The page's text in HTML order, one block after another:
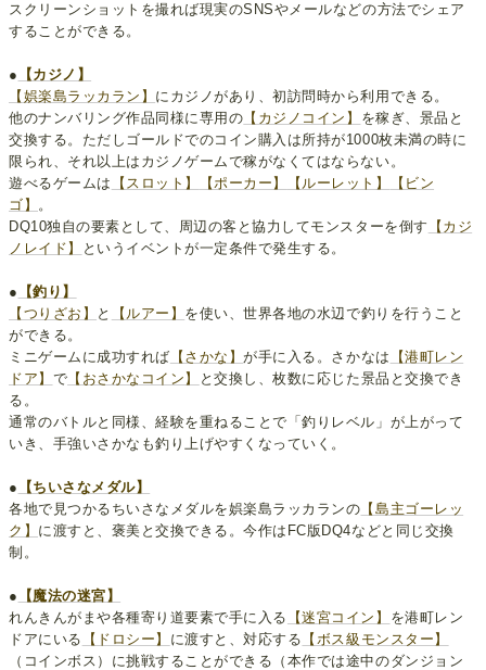
スクリーンショットを撮れば現実のSNSやメールなどの方法でシェア
することができる。
●
【カジノ】
【娯楽島ラッカラン】 にカジノがあり、初訪問時から利用できる。
他のナンバリング作品同様に専用の 【カジノコイン】 を稼ぎ、景品と
交換する。ただしゴールドでのコイン購入は所持が1000枚未満の時に
限られ、それ以上はカジノゲームで稼がなくてはならない。
遊べるゲームは
【スロット】 【ポーカー】 【ルーレット】
【ビン
ゴ】
。
DQ10独自の要素として、周辺の客と協力してモンスターを倒す
【カジ
ノレイド】
というイベントが一定条件で発生する。
●
【釣り】
【つりざお】
と 【ルアー】 を使い、世界各地の水辺で釣りを行うこと
ができる。
ミニゲームに成功すれば 【さかな】が手に入る。さかなは
【港町レン
ドア】 で 【おさかなコイン】
と交換し、枚数に応じた景品と交換でき
る。
通常のバトルと同様、経験を重ねることで「釣りレベル」が上がって
いき、手強いさかなも釣り上げやすくなっていく。
●
【ちいさなメダル】
各地で見つかるちいさなメダルを娯楽島ラッカランの 【島主ゴーレッ
ク】 に渡すと、褒美と交換できる。今作はFC版DQ4などと同じ交換
制。
●
【魔法の迷宮】
れんきんがまや各種寄り道要素で手に入る
【迷宮コイン】 を港町レン
ドアにいる
【ドロシー】 に渡すと、対応する 【ボス級モンスター】
（コインボス）に挑戦することができる（本作では途中のダンジョン